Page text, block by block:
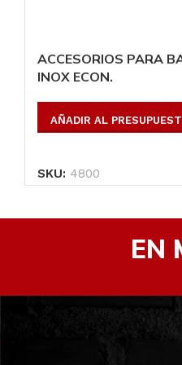
ACCESORIOS PARA
INOX ECON.
AÑADIR AL
SKU: 4800
EN